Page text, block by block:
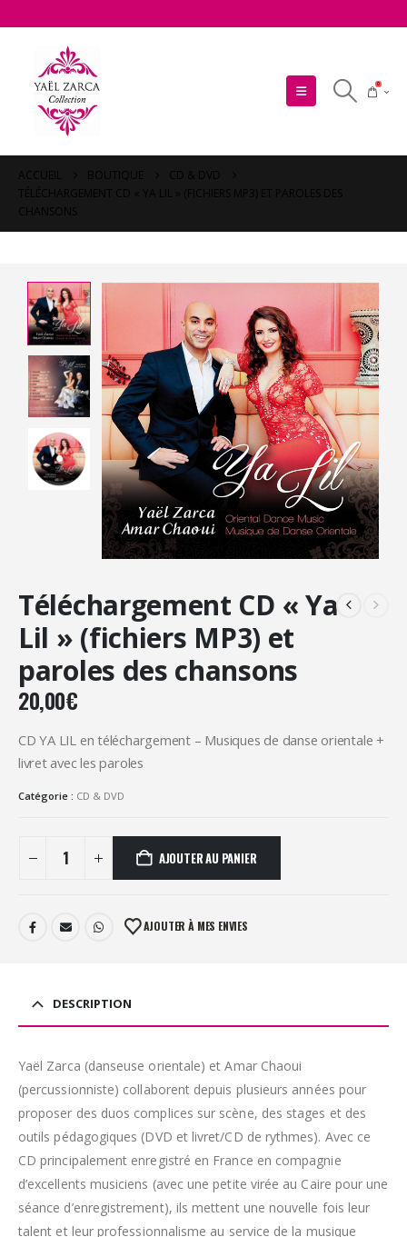
0
Téléchargement CD « Ya
Lil » (fichiers MP3) et
paroles des chansons
20,00€
CD YA LIL en téléchargement – Musiques de danse orientale +
livret avec les paroles
Catégorie : CD & DVD
AJOUTER AU PANIER
AJOUTER À MES ENVIES
DESCRIPTION
Yaël Zarca (danseuse orientale) et Amar Chaoui
(percussionniste) collaborent depuis plusieurs années pour
proposer des duos complices sur scène, des stages et des
outils pédagogiques (DVD et livret/CD de rythmes). Avec ce
CD principalement enregistré en France en compagnie
d’excellents musiciens (avec une petite virée au Caire pour une
séance d’enregistrement), ils mettent une nouvelle fois leur
talent et leur professionnalisme au service de la musique